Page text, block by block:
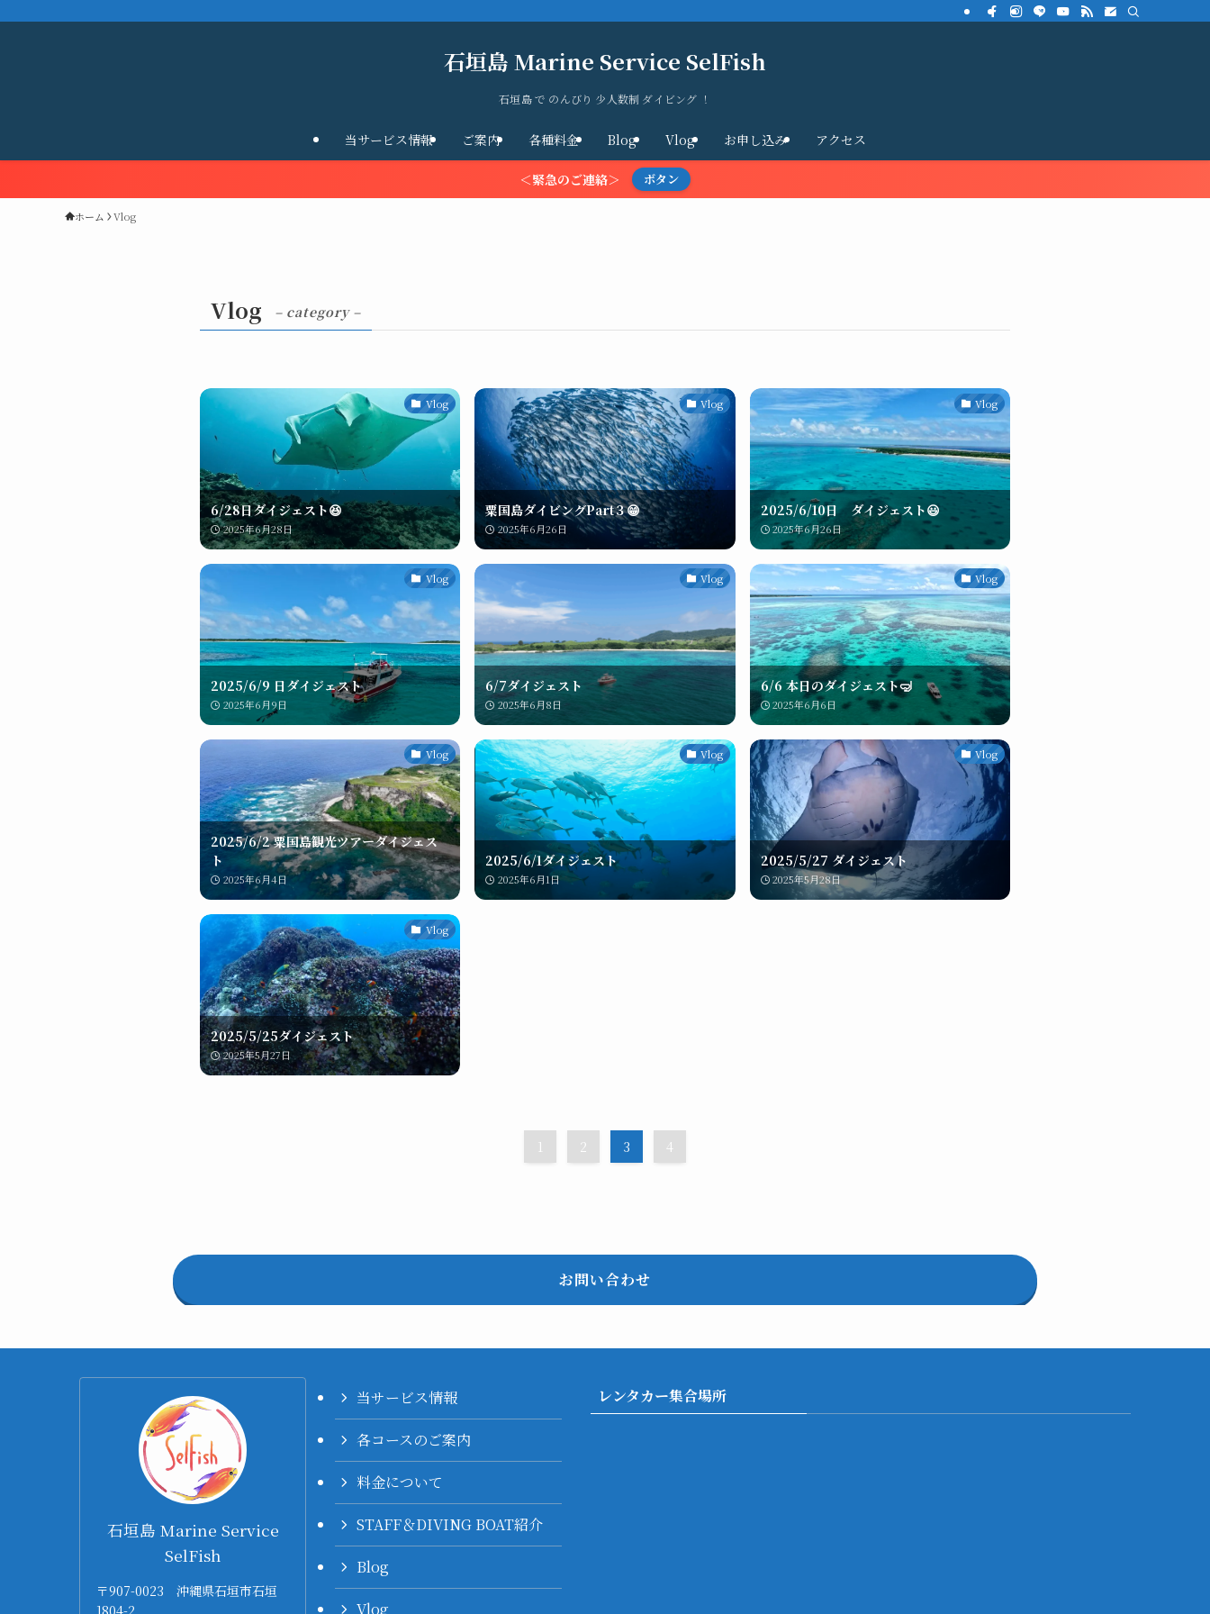
石垣島 Marine Service SelFish
石垣島 で のんびり 少人数制 ダイビング ！
当サービス情報 ご案内 各種料金 Blog Vlog お申し込み アクセス
＜緊急のご連絡＞ ボタン
ホーム Vlog
Vlog – category –
Vlog
6/28日ダイジェスト😆
2025年6月28日
Vlog
粟国島ダイビングPart３😁
2025年6月26日
Vlog
2025/6/10日 ダイジェスト😃
2025年6月26日
Vlog
2025/6/9 日ダイジェスト
2025年6月9日
Vlog
6/7ダイジェスト
2025年6月8日
Vlog
6/6 本日のダイジェスト🤿
2025年6月6日
Vlog
2025/6/2 粟国島観光ツアーダイジェス
ト
2025年6月4日
Vlog
2025/6/1ダイジェスト
2025年6月1日
Vlog
2025/5/27 ダイジェスト
2025年5月28日
Vlog
2025/5/25ダイジェスト
2025年5月27日
1 2 3 4
お問い合わせ
石垣島 Marine Service
SelFish
〒907-0023 沖縄県石垣市石垣
当サービス情報
各コースのご案内
料金について
STAFF＆DIVING BOAT紹介
Blog
Vlog
レンタカー集合場所